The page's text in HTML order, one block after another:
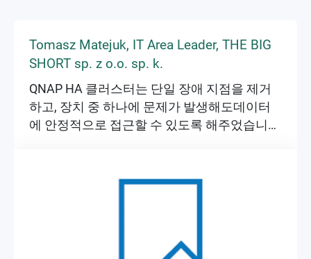
Tomasz Matejuk, IT Area Leader, THE BIG
SHORT sp. z o.o. sp. k.
QNAP HA 클러스터는 단일 장애 지점을 제거
하고, 장치 중 하나에 문제가 발생해도데이터
에 안정적으로 접근할 수 있도록 해주었습니